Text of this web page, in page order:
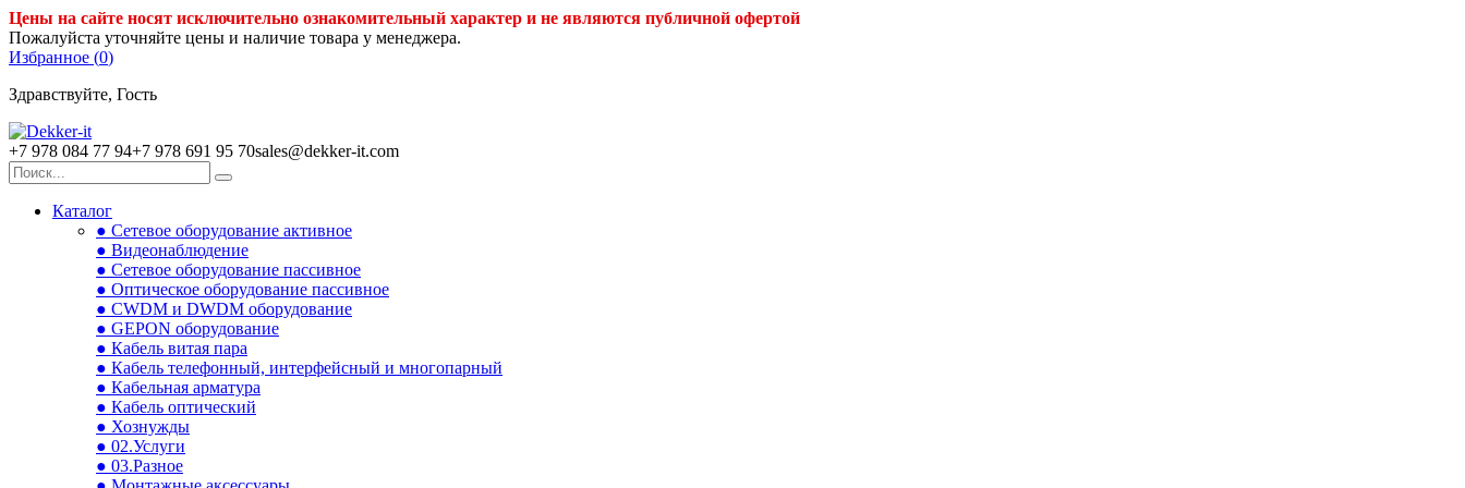
Цены на сайте носят исключительно ознакомительный характер и не являются публичной офертой
Пожалуйста уточняйте цены и наличие товара у менеджера.
Избранное (0)
Здравствуйте, Гость
+7 978 084 77 94+7 978 691 95 70sales@dekker-it.com
Каталог
● Сетевое оборудование активное
● Видеонаблюдение
● Сетевое оборудование пассивное
● Оптическое оборудование пассивное
● CWDM и DWDM оборудование
● GEPON оборудование
● Кабель витая пара
● Кабель телефонный, интерфейсный и многопарный
● Кабельная арматура
● Кабель оптический
● Хознужды
● 02.Услуги
● 03.Разное